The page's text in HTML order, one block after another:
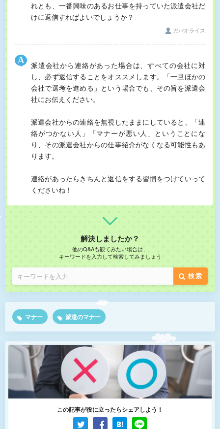
れとも、一番興味のあるお仕事を持っていた派遣会社だ
けに返信すればよいでしょうか？
ガパオライス
派遣会社から連絡があった場合は、すべての会社に対
し、必ず返信することをオススメします。「一旦ほかの
会社で選考を進める」という場合でも、その旨を派遣会
社にお伝えください。
派遣会社からの連絡を無視したままにしていると、「連
絡がつかない人」「マナーが悪い人」ということにな
り、その派遣会社からの仕事紹介がなくなる可能性もあ
ります。
連絡があったらきちんと返信をする習慣をつけていって
くださいね！
解決しましたか？
他のQ&Aも観てみたい場合は、
キーワードを入力して検索してみましょう
検索
マナー 派遣のマナー
この記事が役に立ったらシェアしよう！